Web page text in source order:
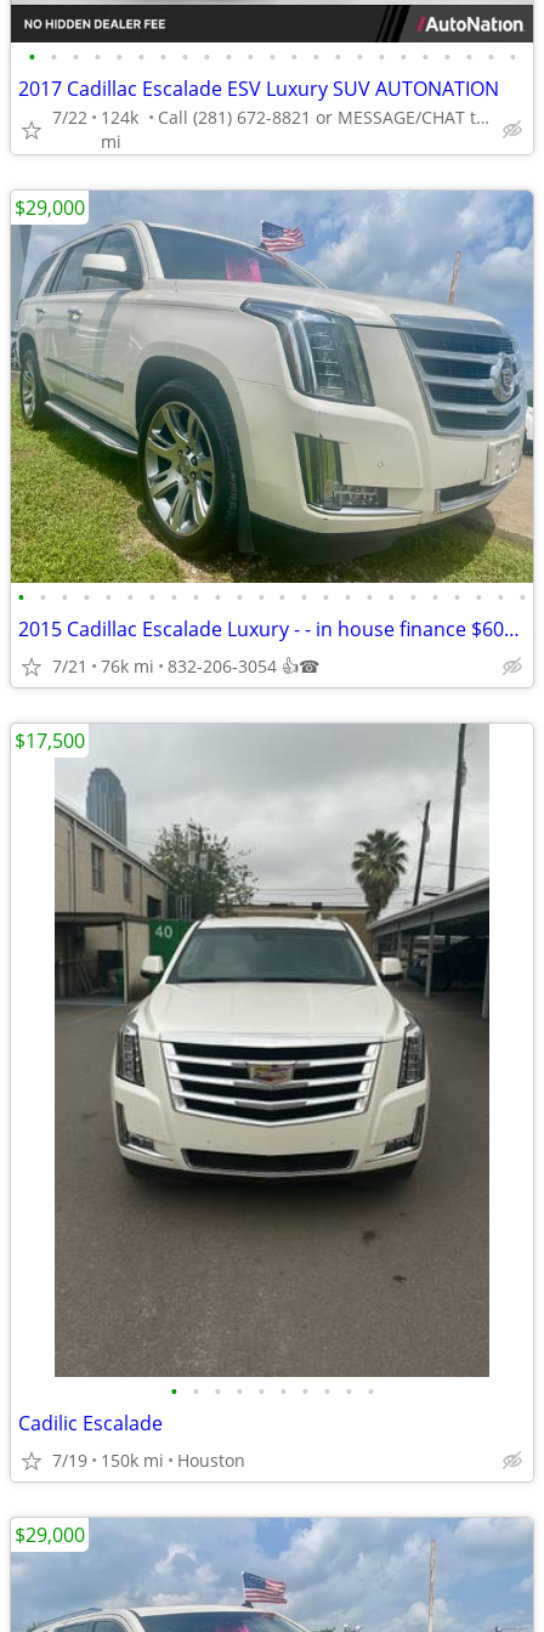
• • • • • • • • • • • • • • • • • • • • • • •
2017 Cadillac Escalade ESV Luxury SUV AUTONATION
7/22
124k
mi
Call (281) 672-8821 or MESSAGE/CHAT to confirm availability
• • • • • • • • • • • • • • • • • • • • • • • •
2015 Cadillac Escalade Luxury - - in house finance $6000 down
7/21 76k mi 832-206-3054 👍☎
$29,000
• • • • • • • • • •
Cadilic Escalade
7/19 150k mi Houston
$17,500
$29,000